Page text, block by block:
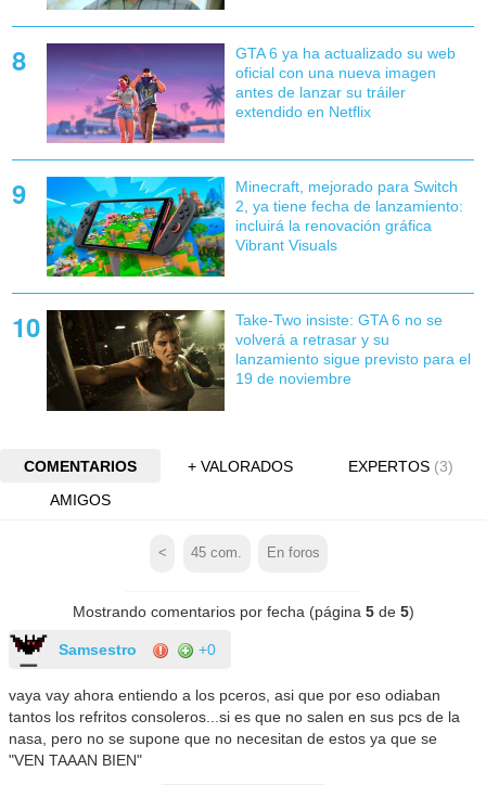
GTA 6 ya ha actualizado su web
oficial con una nueva imagen
antes de lanzar su tráiler
extendido en Netflix
Minecraft, mejorado para Switch
2, ya tiene fecha de lanzamiento:
incluirá la renovación gráfica
Vibrant Visuals
Take-Two insiste: GTA 6 no se
volverá a retrasar y su
lanzamiento sigue previsto para el
19 de noviembre
COMENTARIOS + VALORADOS EXPERTOS (3)
AMIGOS
< 45 com. En foros
Mostrando comentarios por fecha (página 5de 5)
Samsestro +0
vaya vay ahora entiendo a los pceros, asi que por eso odiaban
tantos los refritos consoleros...si es que no salen en sus pcs de la
nasa, pero no se supone que no necesitan de estos ya que se
"VEN TAAAN BIEN"